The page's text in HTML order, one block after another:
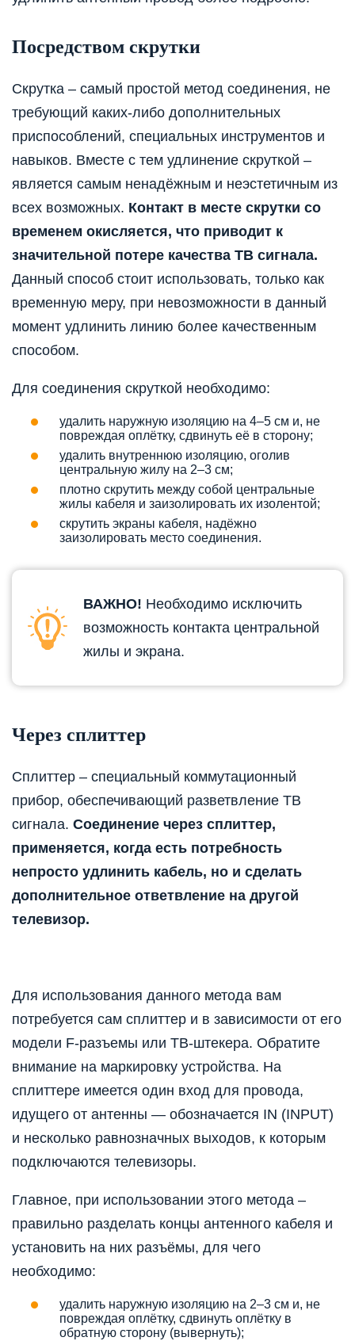
Посредством скрутки
Скрутка – самый простой метод соединения, не
требующий каких-либо дополнительных
приспособлений, специальных инструментов и
навыков. Вместе с тем удлинение скруткой –
является самым ненадёжным и неэстетичным из
всех возможных. Контакт в месте скрутки со
временем окисляется, что приводит к
значительной потере качества ТВ сигнала.
Данный способ стоит использовать, только как
временную меру, при невозможности в данный
момент удлинить линию более качественным
способом.
Для соединения скруткой необходимо:
удалить наружную изоляцию на 4–5 см и, не
повреждая оплётку, сдвинуть её в сторону;
удалить внутреннюю изоляцию, оголив
центральную жилу на 2–3 см;
плотно скрутить между собой центральные
жилы кабеля и заизолировать их изолентой;
скрутить экраны кабеля, надёжно
заизолировать место соединения.
ВАЖНО! Необходимо исключить
возможность контакта центральной
жилы и экрана.
Через сплиттер
Сплиттер – специальный коммутационный
прибор, обеспечивающий разветвление ТВ
сигнала. Соединение через сплиттер,
применяется, когда есть потребность
непросто удлинить кабель, но и сделать
дополнительное ответвление на другой
телевизор.
Для использования данного метода вам
потребуется сам сплиттер и в зависимости от его
модели F-разъемы или ТВ-штекера. Обратите
внимание на маркировку устройства. На
сплиттере имеется один вход для провода,
идущего от антенны — обозначается IN (INPUT)
и несколько равнозначных выходов, к которым
подключаются телевизоры.
Главное, при использовании этого метода –
правильно разделать концы антенного кабеля и
установить на них разъёмы, для чего
необходимо:
удалить наружную изоляцию на 2–3 см и, не
повреждая оплётку, сдвинуть оплётку в
обратную сторону (вывернуть);